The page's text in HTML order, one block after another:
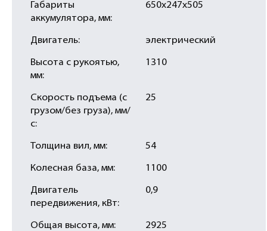
Габариты
аккумулятора, мм:
650х247х505
Двигатель: электрический
Высота с рукоятью,
мм:
1310
Скорость подъема (с
грузом/без груза), мм/
с:
25
Толщина вил, мм: 54
Колесная база, мм: 1100
Двигатель
передвижения, кВт:
0,9
Общая высота, мм: 2925